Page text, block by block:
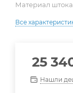
Материал штока
Все
25
Нашли